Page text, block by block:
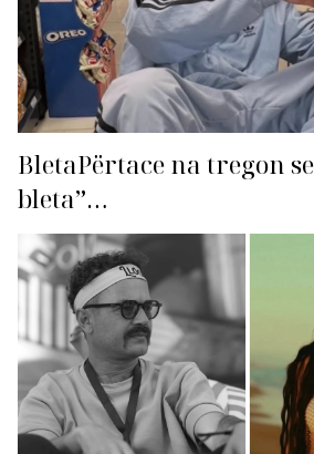
BletaPërtace na tregon
bleta”…